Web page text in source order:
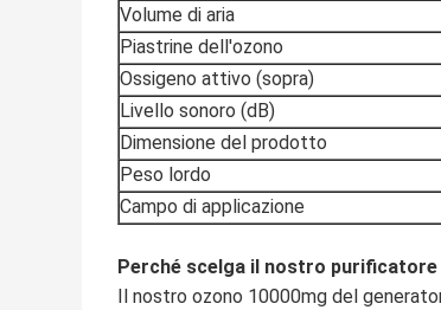
Volume di aria
Piastrine dell'ozono
Ossigeno attivo (sopra)
Livello sonoro (dB)
Dimensione del prodotto
Peso lordo
Campo di applicazione
Perché scelga il nostro
Il nostro ozono 10000mg del